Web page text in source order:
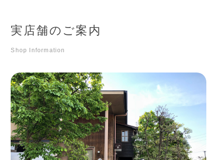
実店舗のご案内
Shop Information